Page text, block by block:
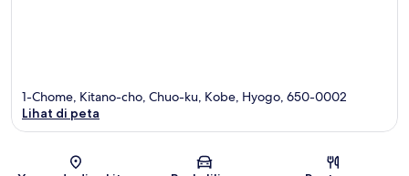
Peta
1-Chome, Kitano-cho, Chuo-ku, Kobe, Hyogo, 650-0002
Lihat di peta